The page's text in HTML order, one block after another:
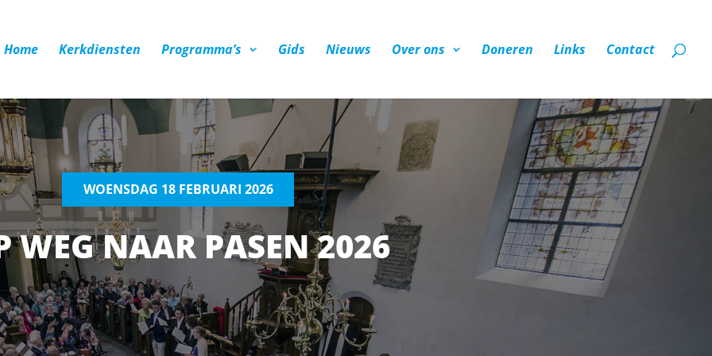
Home Kerkdiensten Programma’s Gids Nieuws Over ons Doneren Links Contact
WOENSDAG 18 FEBRUARI 2026
WEG NAAR PASEN 2026